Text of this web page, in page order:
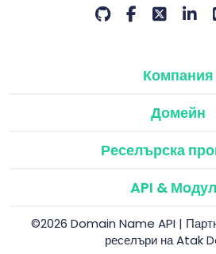
Компания
Домейн
Реселърска
API &
©2026 Domain Name API |
реселъри на Atak